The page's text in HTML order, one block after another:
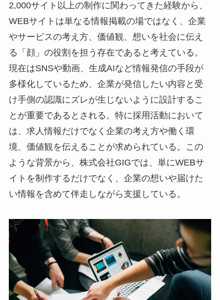
2,000サイト以上の制作に関わってきた経験から、
WEBサイトは単なる情報掲載の場ではなく、企業
やサービスの考え方、価値観、想いを社会に伝え
る「顔」の役割を担う存在であると考えている。
現在はSNSや動画、生成AIなど情報発信の手段が
多様化しているため、企業が発信したい内容と受
け手側の認識にズレが生じないように設計するこ
とが重要であるとされる。特に採用活動において
は、求人情報だけでなく企業の考え方や働く環
境、価値観を伝えることが求められている。この
ような背景から、株式会社GIGでは、単にWEBサ
イトを制作するだけでなく、企業の想いや届けた
い情報を含めて伴走しながら支援している。